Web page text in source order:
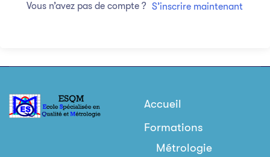
Vous n’avez pas de compte ? S’inscrire maintenant
Accueil
Formations
Métrologie